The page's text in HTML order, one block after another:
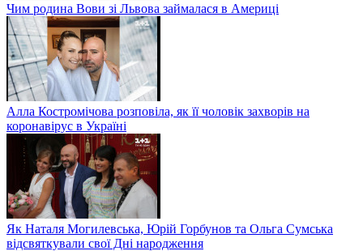
Чим родина Вови зі Львова займалася в Америці
Алла Костромічова розповіла, як її чоловік захворів на
коронавірус в Україні
Як Наталя Могилевська, Юрій Горбунов та Ольга Сумська
відсвяткували свої Дні народження